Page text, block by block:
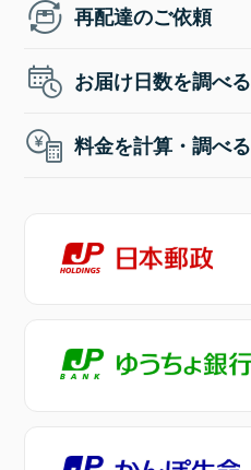
再配達のご依頼
お届け日数を調べる
料金を計算・調べる